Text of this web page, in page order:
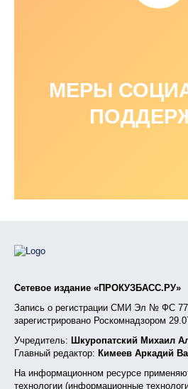
МЕРЫ
Сетевое издание «ПРОКУЗБАСС.РУ»
Запись о регистрации СМИ Эл № ФС 77
зарегистрировано Роскомнадзором
Учредитель: Шкуропатский Михаил
Главный редактор: Кимеев Аркадий
На информационном ресурсе
технологии (информационные